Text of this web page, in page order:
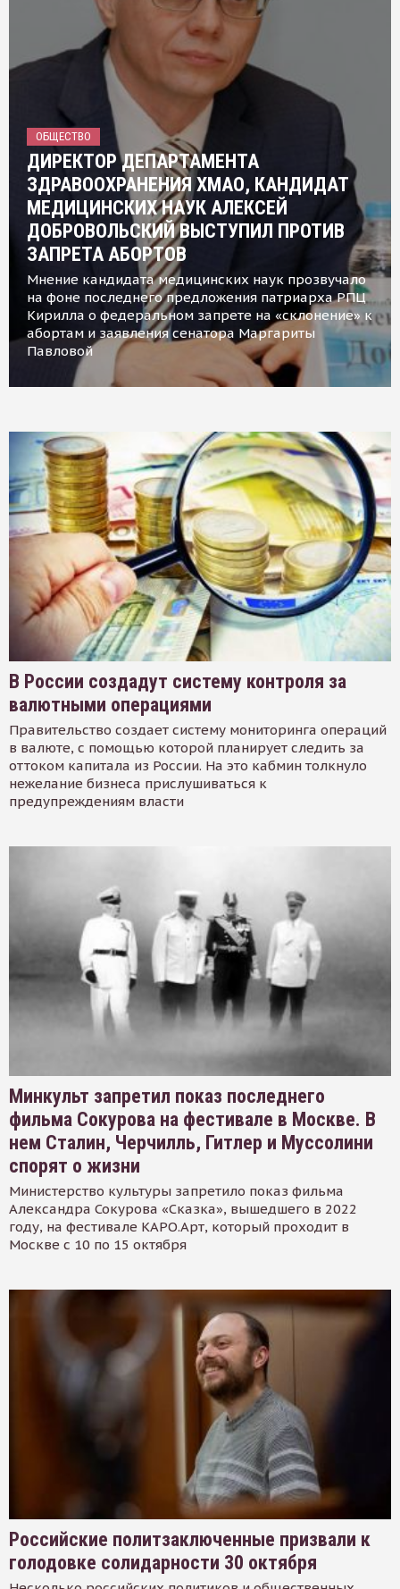
ОБЩЕСТВО
ДИРЕКТОР ДЕПАРТАМЕНТА
ЗДРАВООХРАНЕНИЯ ХМАО, КАНДИДАТ
МЕДИЦИНСКИХ НАУК АЛЕКСЕЙ
ДОБРОВОЛЬСКИЙ ВЫСТУПИЛ ПРОТИВ
ЗАПРЕТА АБОРТОВ
Мнение кандидата медицинских наук прозвучало
на фоне последнего предложения патриарха РПЦ
Кирилла о федеральном запрете на «склонение» к
абортам и заявления сенатора Маргариты
Павловой
В России создадут систему контроля за
валютными операциями
Правительство создает систему мониторинга операций
в валюте, с помощью которой планирует следить за
оттоком капитала из России. На это кабмин толкнуло
нежелание бизнеса прислушиваться к
предупреждениям власти
Минкульт запретил показ последнего
фильма Сокурова на фестивале в Москве. В
нем Сталин, Черчилль, Гитлер и Муссолини
спорят о жизни
Министерство культуры запретило показ фильма
Александра Сокурова «Сказка», вышедшего в 2022
году, на фестивале КАРО.Арт, который проходит в
Москве с 10 по 15 октября
Российские политзаключенные призвали к
голодовке солидарности 30 октября